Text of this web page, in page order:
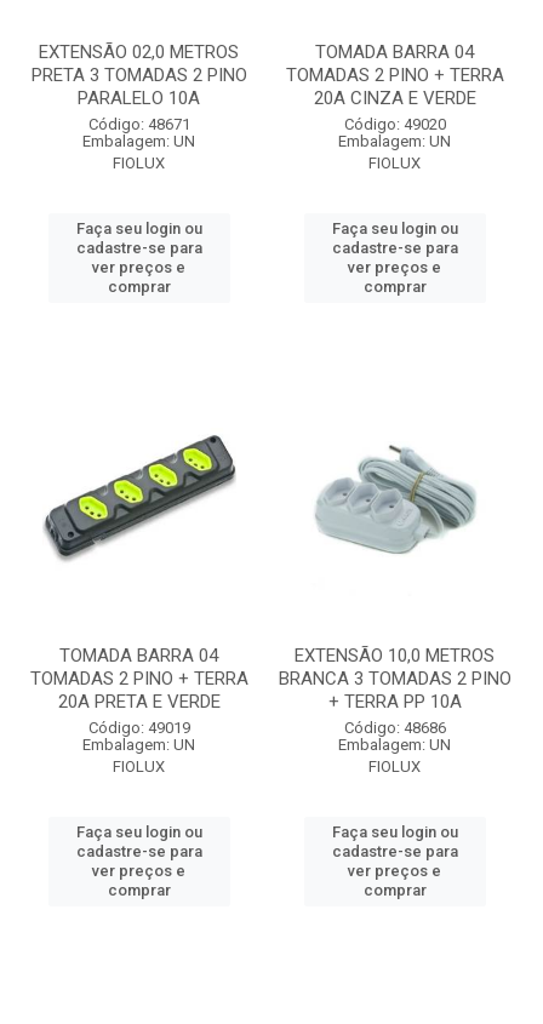
EXTENSÃO 02,0 METROS
PRETA 3 TOMADAS 2 PINO
PARALELO 10A
Código: 48671
Embalagem: UN
FIOLUX
Faça seu login ou
cadastre-se para
ver preços e
comprar
TOMADA BARRA 04
TOMADAS 2 PINO + TERRA
20A CINZA E VERDE
Código: 49020
Embalagem: UN
FIOLUX
Faça seu login ou
cadastre-se para
ver preços e
comprar
TOMADA BARRA 04
TOMADAS 2 PINO + TERRA
20A PRETA E VERDE
Código: 49019
Embalagem: UN
FIOLUX
Faça seu login ou
cadastre-se para
ver preços e
comprar
EXTENSÃO 10,0 METROS
BRANCA 3 TOMADAS 2 PINO
+ TERRA PP 10A
Código: 48686
Embalagem: UN
FIOLUX
Faça seu login ou
cadastre-se para
ver preços e
comprar